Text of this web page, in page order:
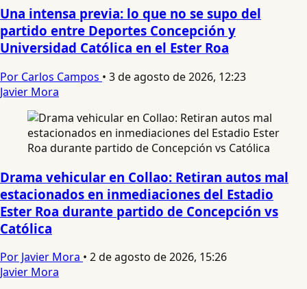
Una intensa previa: lo que no se supo del
partido entre Deportes Concepción y
Universidad Católica en el Ester Roa
Por Carlos Campos • 3 de agosto de 2026, 12:23
Javier Mora
Drama vehicular en Collao: Retiran autos mal
estacionados en inmediaciones del Estadio
Ester Roa durante partido de Concepción vs
Católica
Por Javier Mora • 2 de agosto de 2026, 15:26
Javier Mora